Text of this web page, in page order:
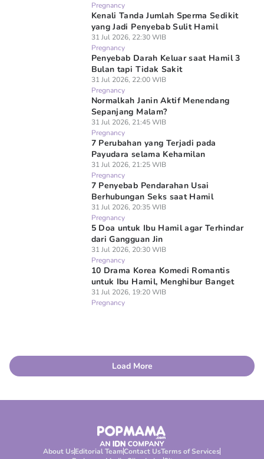
Pregnancy
Kenali Tanda Jumlah Sperma Sedikit
yang Jadi Penyebab Sulit Hamil
31 Jul 2026, 22:30 WIB
Pregnancy
Penyebab Darah Keluar saat Hamil 3
Bulan tapi Tidak Sakit
31 Jul 2026, 22:00 WIB
Pregnancy
Normalkah Janin Aktif Menendang
Sepanjang Malam?
31 Jul 2026, 21:45 WIB
Pregnancy
7 Perubahan yang Terjadi pada
Payudara selama Kehamilan
31 Jul 2026, 21:25 WIB
Pregnancy
7 Penyebab Pendarahan Usai
Berhubungan Seks saat Hamil
31 Jul 2026, 20:35 WIB
Pregnancy
5 Doa untuk Ibu Hamil agar Terhindar
dari Gangguan Jin
31 Jul 2026, 20:30 WIB
Pregnancy
10 Drama Korea Komedi Romantis
untuk Ibu Hamil, Menghibur Banget
31 Jul 2026, 19:20 WIB
Pregnancy
Load More
About UsEditorial TeamContact UsTerms of Services